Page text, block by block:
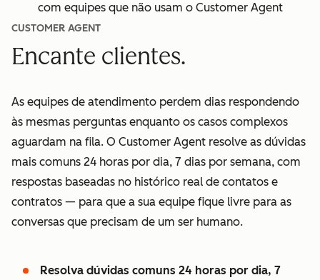
com equipes que não usam o Customer Agent
CUSTOMER AGENT
Encante clientes.
As equipes de atendimento perdem dias respondendo
às mesmas perguntas enquanto os casos complexos
aguardam na fila. O Customer Agent resolve as dúvidas
mais comuns 24 horas por dia, 7 dias por semana, com
respostas baseadas no histórico real de contatos e
contratos — para que a sua equipe fique livre para as
conversas que precisam de um ser humano.
Resolva dúvidas comuns 24 horas por dia, 7